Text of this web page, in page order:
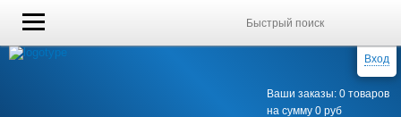
Вход
Ваши заказы: 0 товаров
на сумму 0 руб